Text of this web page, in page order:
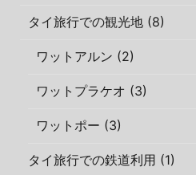
タイ旅行での観光地 (8)
ワットアルン (2)
ワットプラケオ (3)
ワットポー (3)
タイ旅行での鉄道利用 (1)